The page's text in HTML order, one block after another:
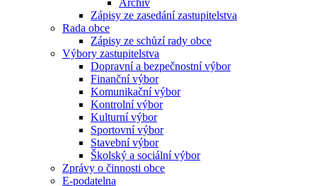
Archiv
Zápisy ze zasedání zastupitelstva
Rada obce
Zápisy ze schůzí rady obce
Výbory zastupitelstva
Dopravní a bezpečnostní výbor
Finanční výbor
Komunikační výbor
Kontrolní výbor
Kulturní výbor
Sportovní výbor
Stavební výbor
Školský a sociální výbor
Zprávy o činnosti obce
E-podatelna